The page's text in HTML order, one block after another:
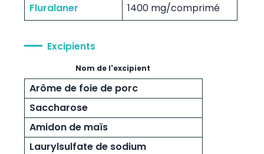
Fluralaner
1400 mg/comprimé
Excipients
Nom de l'excipient
Arôme de foie de porc
Saccharose
Amidon de maïs
Laurylsulfate de sodium